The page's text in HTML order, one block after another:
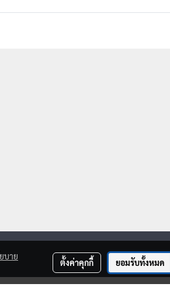
บาย
ตั้งค่าคุกกี้ ยอมรับทั้งหมด